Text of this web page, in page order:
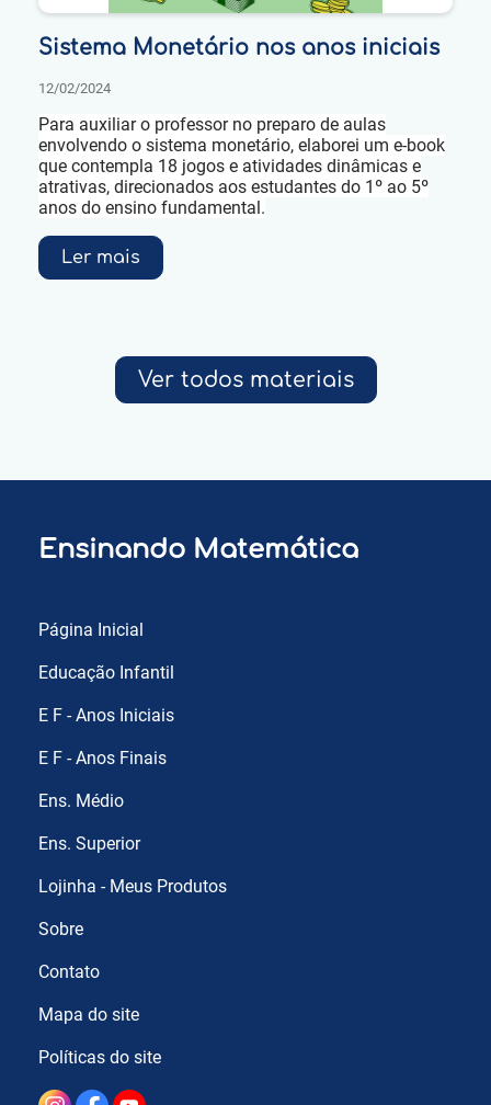
Sistema Monetário nos anos iniciais
12/02/2024
Para auxiliar o professor no preparo de aulas
envolvendo o sistema monetário, elaborei um e-book
que contempla 18 jogos e atividades dinâmicas e
atrativas, direcionados aos estudantes do 1º ao 5º
anos do ensino fundamental.
Ler mais
Ver todos materiais
Ensinando Matemática
Página Inicial
Educação Infantil
E F - Anos Iniciais
E F - Anos Finais
Ens. Médio
Ens. Superior
Lojinha - Meus Produtos
Sobre
Contato
Mapa do site
Políticas do site